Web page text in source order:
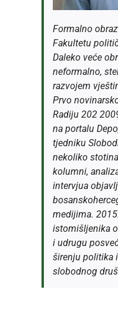
Formalno
Fakultetu
Daleko veće
neformalno,
razvojem
Prvo
Radiju 202
na portalu
tjedniku
nekoliko
kolumni,
intervjua
medijima.
istomišljenika
i udrugu
širenju politika
slobodnog